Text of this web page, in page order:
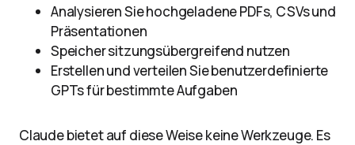
Analysieren Sie hochgeladene PDFs, CSVs und
Präsentationen
Speicher sitzungsübergreifend nutzen
Erstellen und verteilen Sie benutzerdefinierte
GPTs für bestimmte Aufgaben
Claude bietet auf diese Weise keine Werkzeuge. Es